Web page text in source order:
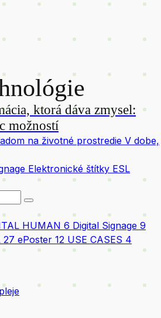
ktorá dáva zmysel:
možností
na životné prostredie V dobe,
Elektronické štítky ESL
HUMAN 6 Digital Signage 9
27 ePoster 12 USE CASES 4